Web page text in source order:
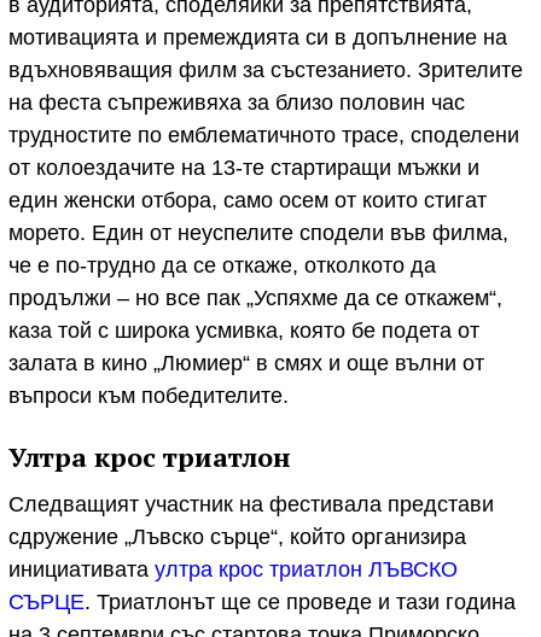
мотивацията и премеждията си в допълнение на
вдъхновяващия филм за състезанието. Зрителите
на феста съпреживяха за близо половин час
трудностите по емблематичното трасе, споделени
от колоездачите на 13-те стартиращи мъжки и
един женски отбора, само осем от които стигат
морето. Един от неуспелите сподели във филма,
че е по-трудно да се откаже, отколкото да
продължи – но все пак „Успяхме да се откажем“,
каза той с широка усмивка, която бе подета от
залата в кино „Люмиер“ в смях и още вълни от
въпроси към победителите.
Ултра крос триатлон
Следващият участник на фестивала представи
сдружение „Лъвско сърце“, който организира
инициативата ултра крос триатлон ЛЪВСКО
СЪРЦЕ. Триатлонът ще се проведе и тази година